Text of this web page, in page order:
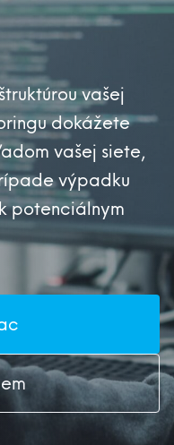
vašej
dokážete
vašej siete,
výpadku
potenciálnym